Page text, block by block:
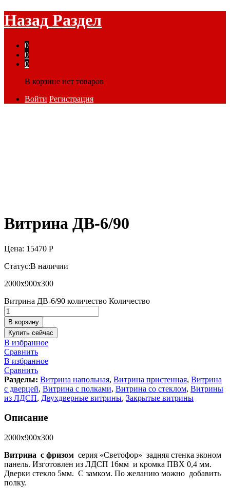
Назад Раздел
0
0
0
В корзине нет товаров
Войти Регистрация
Витрина ДВ-6/90
Цена: 15470 Р
Статус:В наличии
2000х900х300
Витрина ДВ-6/90 количество Количество
В корзину
Купить сейчас
В избранное
Сравнить
В избранное
Сравнить
Разделы: Витрина напольная, Витрина пристенная, Витрина
с дверцей, Витрина с полками, Витрина со стеклом, Витрины
из ЛДСП, Двухдверные витрины, Закрытые витрины
Описание
2000х900х300
Витрина с фризом серия «Светофор» задняя стенка эконом
панель. Изготовлен из ЛДСП 16мм и кромка ПВХ 0,4 мм.
Дверки стекло 5мм. С замком. По желанию можно добавить
полку.